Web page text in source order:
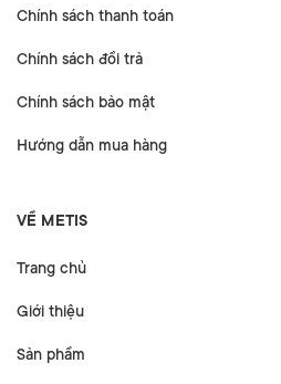
Chính sách thanh toán
Chính sách đổi trả
Chính sách bảo mật
Hướng dẫn mua hàng
VỀ METIS
Trang chủ
Giới thiệu
Sản phẩm